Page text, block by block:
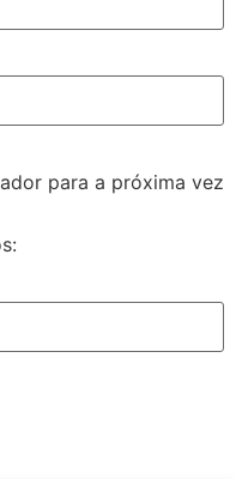
para a próxima vez